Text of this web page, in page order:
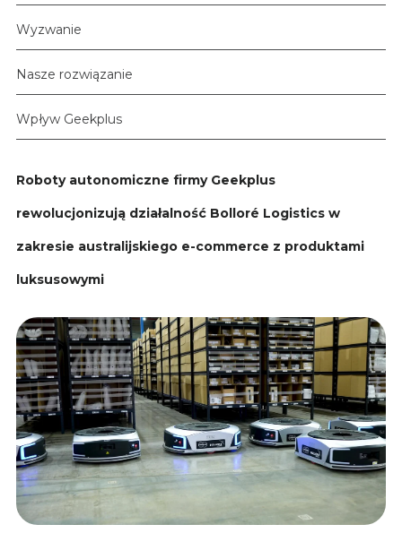
Wyzwanie
Nasze rozwiązanie
Wpływ Geekplus
Roboty autonomiczne firmy Geekplus
rewolucjonizują działalność Bolloré Logistics w
zakresie australijskiego e-commerce z produktami
luksusowymi